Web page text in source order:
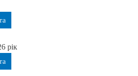
рік